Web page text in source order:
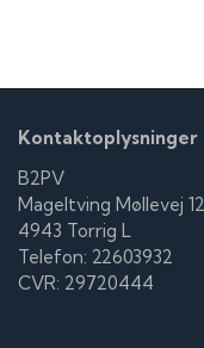
Kontaktoplysninger
B2PV
Mageltving Møllevej 12
4943 Torrig L
Telefon: 22603932
CVR: 29720444